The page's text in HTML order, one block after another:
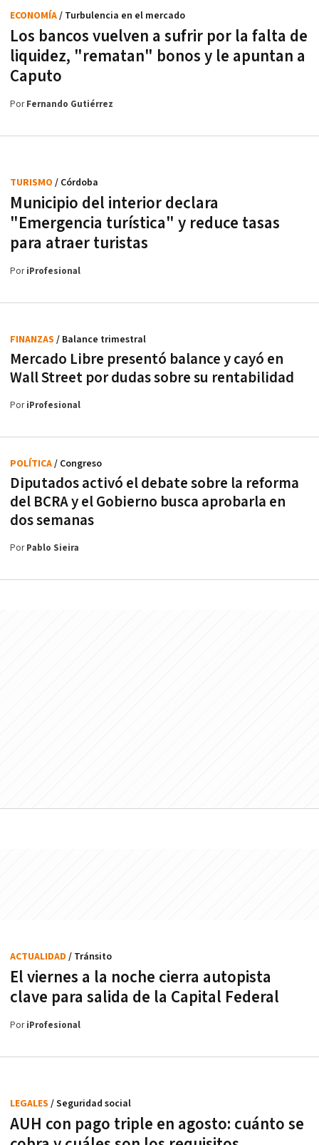
Los bancos vuelven a sufrir por la falta de
liquidez, "rematan" bonos y le apuntan a
Caputo
ECONOMÍA/ Turbulencia en el mercado
PorFernando Gutiérrez
Municipio del interior declara
"Emergencia turística" y reduce tasas
para atraer turistas
TURISMO / Córdoba
PoriProfesional
Mercado Libre presentó balance y cayó en
Wall Street por dudas sobre su rentabilidad
FINANZAS / Balance trimestral
PoriProfesional
Diputados activó el debate sobre la reforma
del BCRA y el Gobierno busca aprobarla en
dos semanas
POLÍTICA/ Congreso
PorPablo Sieira
El viernes a la noche cierra autopista
clave para salida de la Capital Federal
ACTUALIDAD / Tránsito
PoriProfesional
AUH con pago triple en agosto: cuánto se
LEGALES / Seguridad social